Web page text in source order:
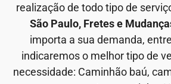
realização de todo tipo de
São Paulo, Fretes e
importa a sua demanda,
indicaremos o melhor tipo de
necessidade: Caminhão baú,